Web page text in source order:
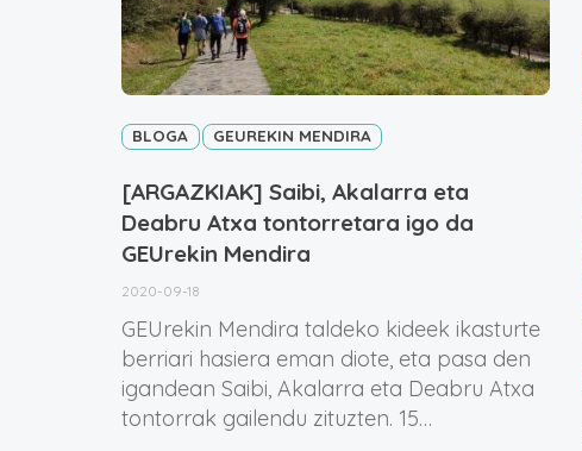
BLOGA GEUREKIN MENDIRA
[ARGAZKIAK] Saibi, Akalarra eta
Deabru Atxa tontorretara igo da
GEUrekin Mendira
2020-09-18
GEUrekin Mendira taldeko kideek ikasturte
berriari hasiera eman diote, eta pasa den
igandean Saibi, Akalarra eta Deabru Atxa
tontorrak gailendu zituzten. 15…